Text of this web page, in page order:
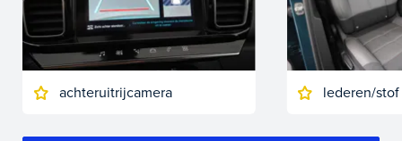
achteruitrijcamera lederen/